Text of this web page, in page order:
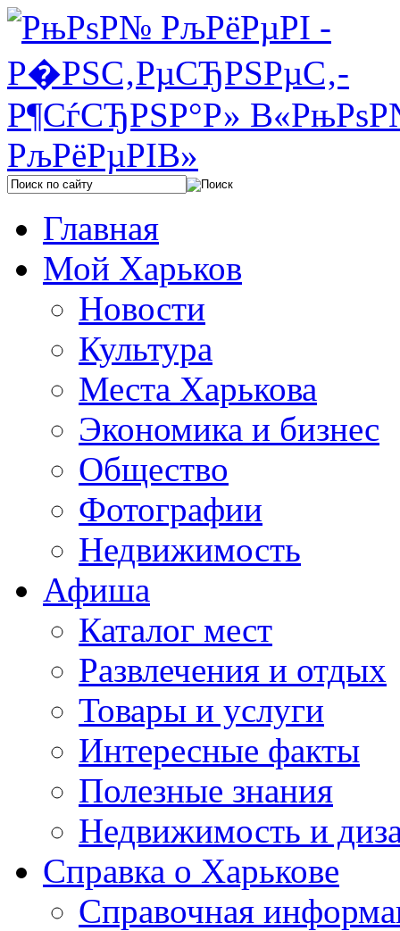
Главная
Мой Харьков
Новости
Культура
Места Харькова
Экономика и бизнес
Общество
Фотографии
Недвижимость
Афиша
Каталог мест
Развлечения и отдых
Товары и услуги
Интересные факты
Полезные знания
Недвижимость и
Справка о Харькове
Справочная